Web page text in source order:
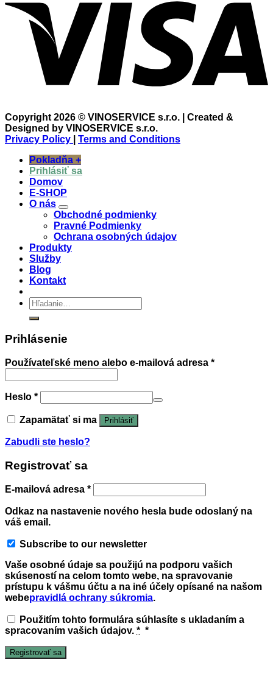
Copyright 2026 © VINOSERVICE s.r.o. | Created &
Designed by VINOSERVICE s.r.o.
Privacy Policy
Terms and Conditions
Pokladňa +
Prihlásiť sa
Domov
E-SHOP
O nás
Obchodné podmienky
Pravné Podmienky
Ochrana osobných údajov
Produkty
Služby
Blog
Kontakt
Hľadať:
Prihlásenie
Používateľské meno alebo e-mailová adresa *
Heslo *
Zapamätať si ma Prihlásiť
Zabudli ste heslo?
Registrovať sa
E-mailová adresa *
Odkaz na nastavenie nového hesla bude odoslaný na
váš email.
Subscribe to our newsletter
Vaše osobné údaje sa použijú na podporu vašich
skúseností na celom tomto webe, na spravovanie
prístupu k vášmu účtu a na iné účely opísané na našom
webepravidlá ochrany súkromia.
Použitím tohto formulára súhlasíte s ukladaním a
spracovaním vašich údajov. * *
Registrovať sa